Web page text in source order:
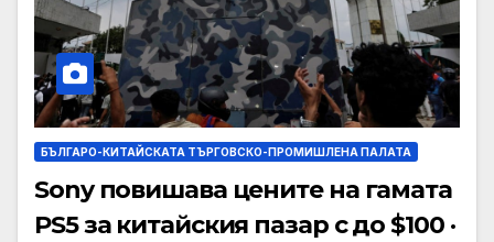
БЪЛГАРО-КИТАЙСКАТА ТЪРГОВСКО-ПРОМИШЛЕНА ПАЛАТА
Sony повишава цените на гамата
PS5 за китайския пазар с до $100 ·